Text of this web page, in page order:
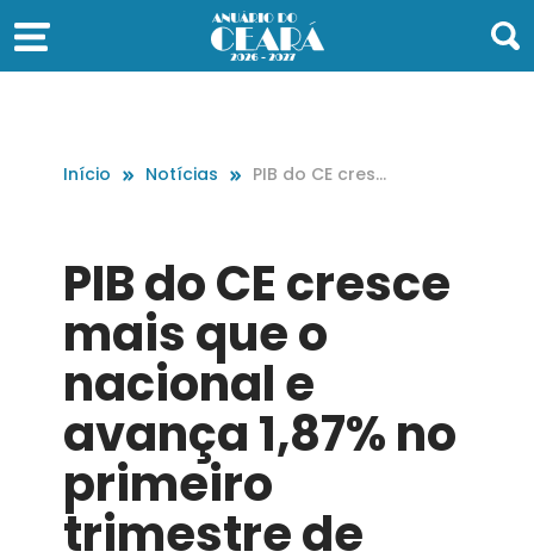
Início Notícias
PIB do CE cresc
meiro trimestre
de 2017
PIB do CE cresce
mais que o
nacional e
avança 1,87% no
primeiro
trimestre de